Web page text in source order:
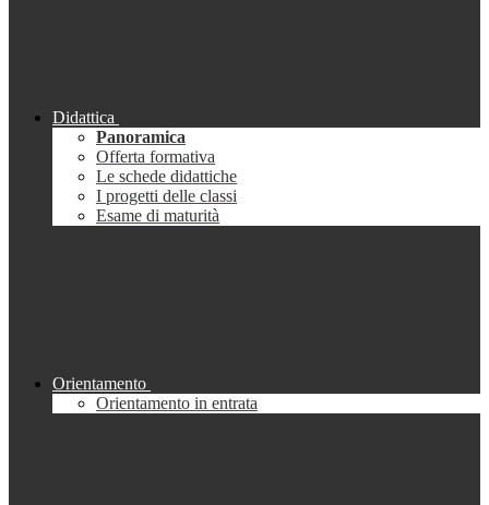
Didattica
Panoramica
Offerta formativa
Le schede didattiche
I progetti delle classi
Esame di maturità
Orientamento
Orientamento in entrata